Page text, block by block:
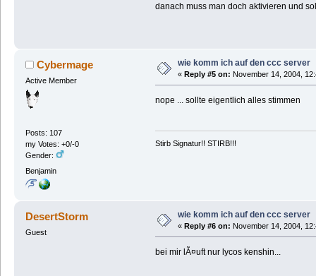
danach muss man doch aktivieren und
Cybermage
Active Member
Posts: 107
my Votes: +0/-0
Gender:
Benjamin
wie komm ich auf den ccc server
« Reply #5 on: November 14, 2004,
nope ... sollte eigentlich alles stimmen
Stirb Signatur!! STIRB!!!
DesertStorm
Guest
wie komm ich auf den ccc server
« Reply #6 on: November 14, 2004,
bei mir lÃ¤uft nur lycos kenshin...